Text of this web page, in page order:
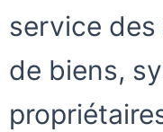
service des
de biens,